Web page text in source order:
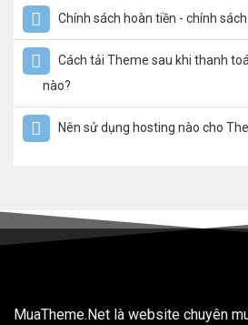
Chính sách hoàn tiền - chính
Cách tải Theme sau khi thanh
nào?
Nên sử dụng hosting nào cho
MuaTheme.Net là website chuyên